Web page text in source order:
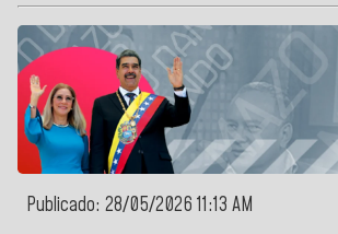
Publicado: 28/05/2026 11:13 AM